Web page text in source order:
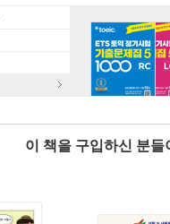
이 책을 구입하신 분